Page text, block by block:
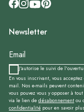
Newsletter
J'autorise le suivi de
En vous inscrivant, vous
mail. Nos e-mails peuvent
vous pouvez vous y opposer à
via le lien de désabonnement ou
confidentialité pour en savoir